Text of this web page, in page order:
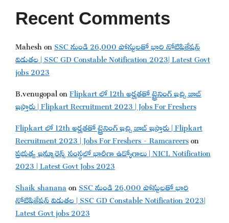
Recent Comments
MaheshonSSC నుండి 26,000 పోస్టులతో భారి నోటిఫికేషన్
విడుతల | SSC GD Constable Notification 2023| Latest Govt
jobs 2023
B.venugopalonFlipkart లో 12th అర్హతతో ట్రైనింగ్ ఇచ్చి జాబ్
ఇస్తారు | Flipkart Recruitment 2023 | Jobs For Freshers
Flipkart లో 12th అర్హతతో ట్రైనింగ్ ఇచ్చి జాబ్ ఇస్తారు | Flipkart
Recruitment 2023 | Jobs For Freshers - Ramcareerson
ప్రభుత్వ ఇన్సూరెన్స్ సంస్థలో భారీగా ఉద్యోగాలు | NICL Notification
2023 | Latest Govt Jobs 2023
Shaik shananaonSSC నుండి 26,000 పోస్టులతో భారి
నోటిఫికేషన్ విడుతల | SSC GD Constable Notification 2023|
Latest Govt jobs 2023